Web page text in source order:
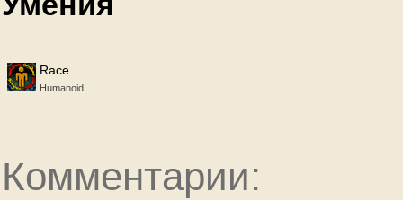
Race
Humanoid
Комментарии: